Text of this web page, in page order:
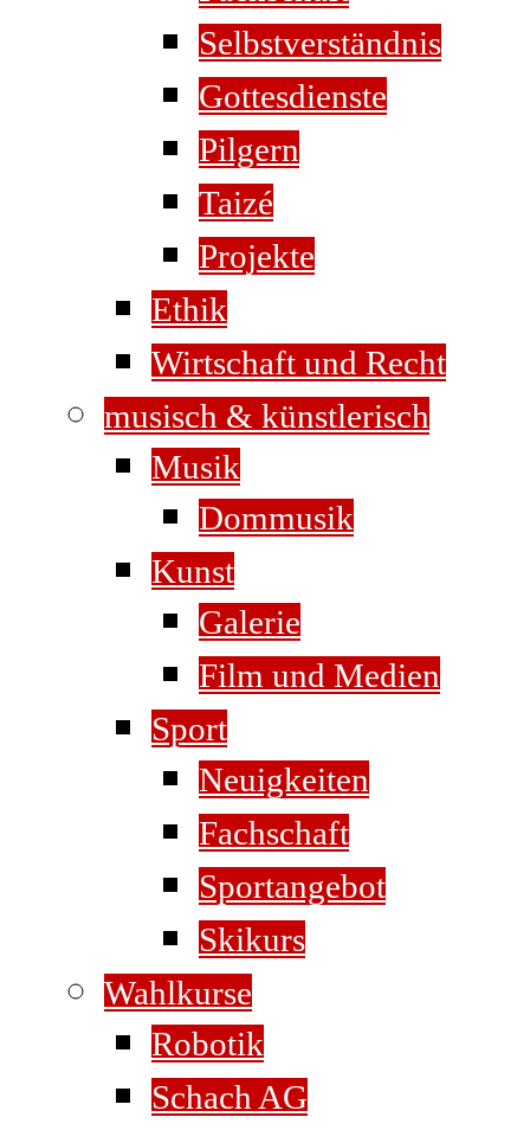
Selbstverständnis
Gottesdienste
Pilgern
Taizé
Projekte
Ethik
Wirtschaft und Recht
musisch & künstlerisch
Musik
Dommusik
Kunst
Galerie
Film und Medien
Sport
Neuigkeiten
Fachschaft
Sportangebot
Skikurs
Wahlkurse
Robotik
Schach AG